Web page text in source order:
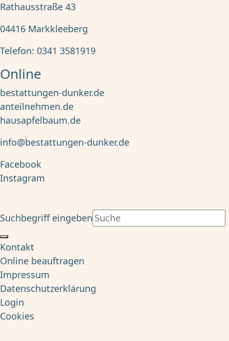
Rathausstraße 43
04416 Markkleeberg
Telefon: 0341 3581919
Online
bestattungen-dunker.de
anteilnehmen.de
hausapfelbaum.de
info@bestattungen-dunker.de
Facebook
Instagram
Suchbegriff eingeben
Kontakt
Online beauftragen
Impressum
Datenschutzerklärung
Login
Cookies